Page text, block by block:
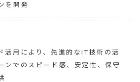
を開発
活用により、先進的なIT技術の活
ンでのスピード感、安定性、保守